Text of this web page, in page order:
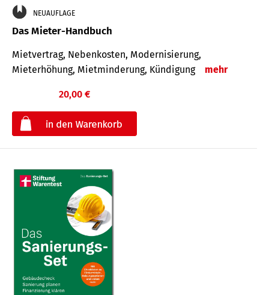
NEUAUFLAGE
Das Mieter-Handbuch
Mietvertrag, Nebenkosten, Modernisierung,
Mieterhöhung, Mietminderung, Kündigung
mehr
20,00 €